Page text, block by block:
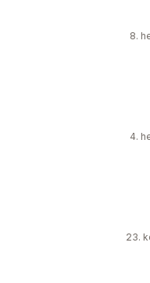
8.
4.
23.